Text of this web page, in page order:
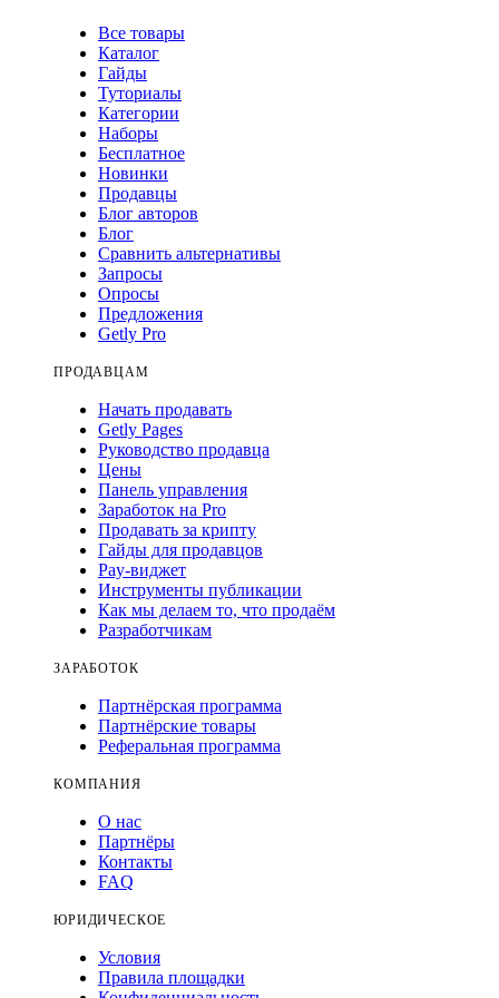
Все товары
Каталог
Гайды
Туториалы
Категории
Наборы
Бесплатное
Новинки
Продавцы
Блог авторов
Блог
Сравнить альтернативы
Запросы
Опросы
Предложения
Getly Pro
ПРОДАВЦАМ
Начать продавать
Getly Pages
Руководство продавца
Цены
Панель управления
Заработок на Pro
Продавать за крипту
Гайды для продавцов
Pay-виджет
Инструменты публикации
Как мы делаем то, что продаём
Разработчикам
ЗАРАБОТОК
Партнёрская программа
Партнёрские товары
Реферальная программа
КОМПАНИЯ
О нас
Партнёры
Контакты
FAQ
ЮРИДИЧЕСКОЕ
Условия
Правила площадки